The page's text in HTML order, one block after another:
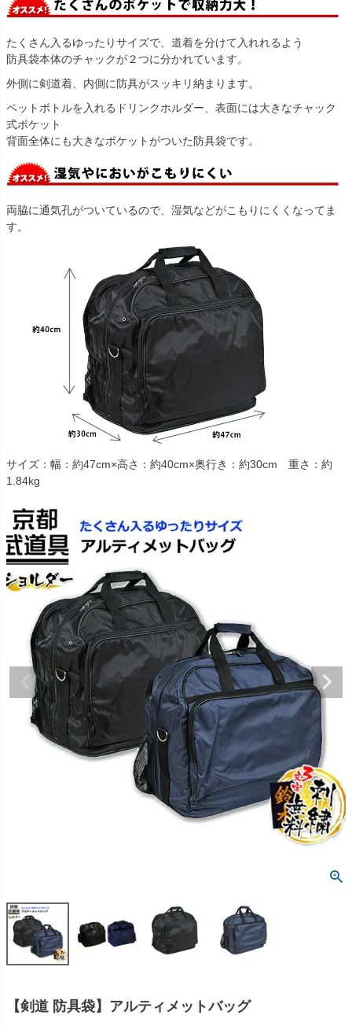
たくさん入るゆったりサイズで、道着を分けて入れれるよう
防具袋本体のチャックが２つに分かれています。
外側に剣道着、内側に防具がスッキリ納まります。
ペットボトルを入れるドリンクホルダー、表面には大きなチャック
式ポケット
背面全体にも大きなポケットがついた防具袋です。
両脇に通気孔がついているので、湿気などがこもりにくくなってま
す。
サイズ：幅：約47cm×高さ：約40cm×奥行き：約30cm 重さ：約
1.84kg
【剣道 防具袋】アルティメットバッグ